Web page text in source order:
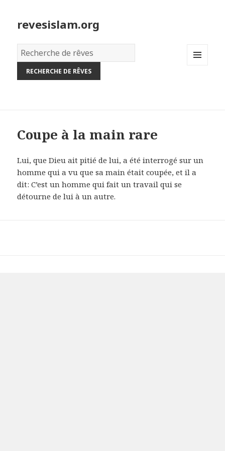
revesislam.org
Dictionnaire
des
rêves:
Coupe à la main rare
Lui, que Dieu ait pitié de lui, a été interrogé sur un
homme qui a vu que sa main était coupée, et il a
dit: C’est un homme qui fait un travail qui se
détourne de lui à un autre.